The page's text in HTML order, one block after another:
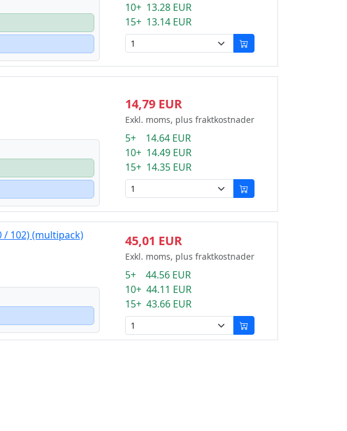
10+ 13.28 EUR
15+ 13.14 EUR
14,79 EUR
Exkl. moms, plus fraktkostnader
5+ 14.64 EUR
10+ 14.49 EUR
15+ 14.35 EUR
/ 102) (multipack)
45,01 EUR
Exkl. moms, plus fraktkostnader
5+ 44.56 EUR
10+ 44.11 EUR
15+ 43.66 EUR